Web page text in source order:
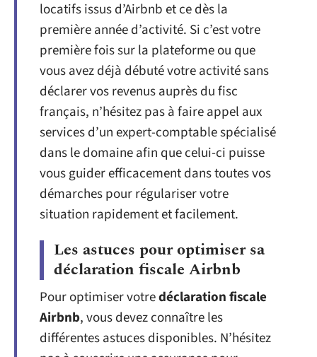
locatifs issus d’Airbnb et ce dès la
première année d’activité. Si c’est votre
première fois sur la plateforme ou que
vous avez déjà débuté votre activité sans
déclarer vos revenus auprès du fisc
français, n’hésitez pas à faire appel aux
services d’un expert-comptable spécialisé
dans le domaine afin que celui-ci puisse
vous guider efficacement dans toutes vos
démarches pour régulariser votre
situation rapidement et facilement.
Les astuces pour optimiser sa
déclaration fiscale Airbnb
Pour optimiser votredéclaration fiscale
Airbnb, vous devez connaître les
différentes astuces disponibles. N’hésitez